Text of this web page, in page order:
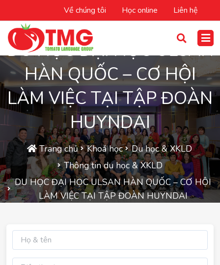
Về chúng tôi Học online Liên hệ
DU HỌC ĐẠI HỌC ULSAN
HÀN QUỐC – CƠ HỘI
LÀM VIỆC TẠI TẬP ĐOÀN
HUYNDAI
Trang chủ Khoá học
Du học & XKLD
Thông tin du học & XKLD
DU HỌC ĐẠI HỌC ULSAN HÀN QUỐC – CƠ HỘI
LÀM VIỆC TẠI TẬP ĐOÀN HUYNDAI